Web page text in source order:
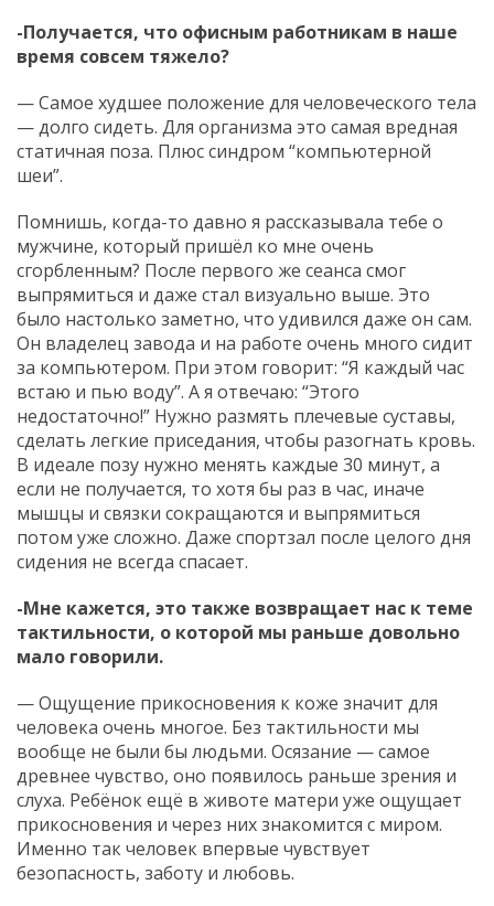
-Получается, что офисным работникам в наше
время совсем тяжело?
— Самое худшее положение для человеческого тела
— долго сидеть. Для организма это самая вредная
статичная поза. Плюс синдром “компьютерной
шеи”.
Помнишь, когда-то давно я рассказывала тебе о
мужчине, который пришёл ко мне очень
сгорбленным? После первого же сеанса смог
выпрямиться и даже стал визуально выше. Это
было настолько заметно, что удивился даже он сам.
Он владелец завода и на работе очень много сидит
за компьютером. При этом говорит: “Я каждый час
встаю и пью воду”. А я отвечаю: “Этого
недостаточно!” Нужно размять плечевые суставы,
сделать легкие приседания, чтобы разогнать кровь.
В идеале позу нужно менять каждые 30 минут, а
если не получается, то хотя бы раз в час, иначе
мышцы и связки сокращаются и выпрямиться
потом уже сложно. Даже спортзал после целого дня
сидения не всегда спасает.
-Мне кажется, это также возвращает нас к теме
тактильности, о которой мы раньше довольно
мало говорили.
— Ощущение прикосновения к коже значит для
человека очень многое. Без тактильности мы
вообще не были бы людьми. Осязание — самое
древнее чувство, оно появилось раньше зрения и
слуха. Ребёнок ещё в животе матери уже ощущает
прикосновения и через них знакомится с миром.
Именно так человек впервые чувствует
безопасность, заботу и любовь.